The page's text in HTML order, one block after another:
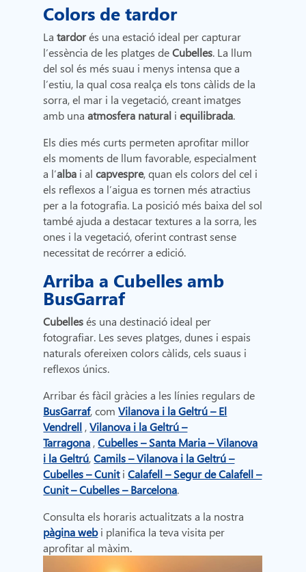
Colors de tardor
Latardorés una estació ideal per capturar
l’essència de les platges deCubelles. La llum
del sol és més suau i menys intensa que a
l’estiu, la qual cosa realça els tons càlids de la
sorra, el mar i la vegetació, creant imatges
amb unaatmosfera natural iequilibrada.
Els dies més curts permeten aprofitar millor
els moments de llum favorable, especialment
a l’alba i alcapvespre, quan els colors del cel i
els reflexos a l’aigua es tornen més atractius
per a la fotografia. La posició més baixa del sol
també ajuda a destacar textures a la sorra, les
ones i la vegetació, oferint contrast sense
necessitat de recórrer a edició.
Arriba a Cubelles amb
BusGarraf
Cubellesés una destinació ideal per
fotografiar. Les seves platges, dunes i espais
naturals ofereixen colors càlids, cels suaus i
reflexos únics.
Arribar és fàcil gràcies a les línies regulars de
BusGarraf, comVilanova i la Geltrú – El
Vendrell ,Vilanova i la Geltrú –
Tarragona ,Cubelles – Santa Maria – Vilanova
i la Geltrú,Camils ​​– Vilanova i la Geltrú –
Cubelles – CunitiCalafell – Segur de Calafell –
Cunit – Cubelles – Barcelona.
Consulta els horaris actualitzats a la nostra
pàgina webi planifica la teva visita per
aprofitar al màxim.